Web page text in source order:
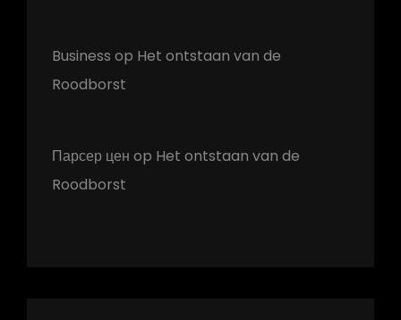
Business op Het ontstaan van de
Roodborst
Парсер цен op Het ontstaan van de
Roodborst